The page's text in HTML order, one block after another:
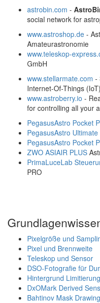
astrobin.com -
social network for
www.astroshop.de -
Amateurastronomie
www.teleskop-
GmbH
www.stellarmate.com -
Internet-Of-Things
www.astroberry.io -
for controlling all your
PegasusAstro Pocket
PegasusAstro
PegasusAstro Pocket
ZWO ASIAIR PLUS
PrimaLuceLab
PRO
Pixelgröße und
Pixel und Brennweite
Teleskop und Sensor
DSO-Fotografie für
Hintergrund
DxOMark Derived
Bahtinov Mask